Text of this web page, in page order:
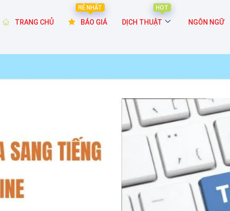
TRANG CHỦ
RẺ NHẤT
BÁO GIÁ
HOT
DỊCH THUẬT NGÔN NGỮ